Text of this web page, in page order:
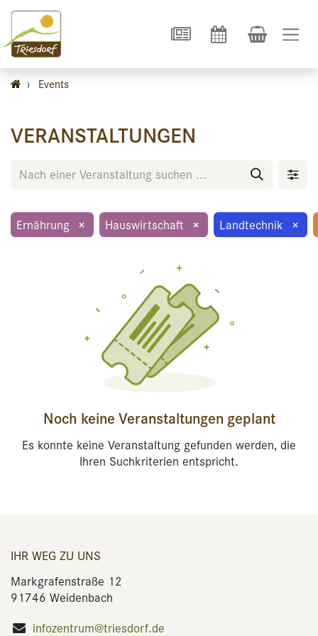
› Events
VERANSTALTUNGEN
Ernährung × Hauswirtschaft × Landtechnik ×
Noch keine Veranstaltungen geplant
Es konnte keine Veranstaltung gefunden werden, die
Ihren Suchkriterien entspricht.
IHR WEG ZU UNS
Markgrafenstraße 12
91746 Weidenbach
infozentrum@triesdorf.de